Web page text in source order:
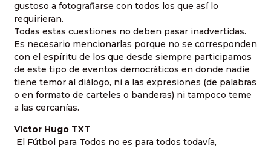
gustoso a fotografiarse con todos los que así lo
requirieran.
Todas estas cuestiones no deben pasar inadvertidas.
Es necesario mencionarlas porque no se corresponden
con el espíritu de los que desde siempre participamos
de este tipo de eventos democráticos en donde nadie
tiene temor al diálogo, ni a las expresiones (de palabras
o en formato de carteles o banderas) ni tampoco teme
a las cercanías.
Víctor Hugo TXT
El Fútbol para Todos no es para todos todavía,